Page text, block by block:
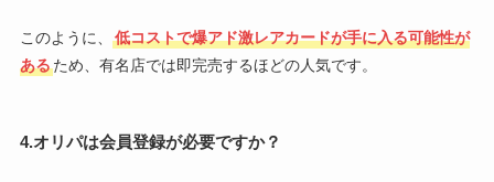
このように、
低コストで爆アド激レアカードが手に入る可能性が
あるため、有名店では即完売するほどの人気です。
4.オリパは会員登録が必要ですか？